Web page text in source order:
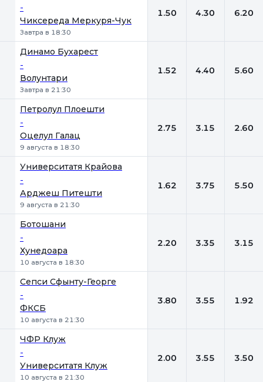
-
Чиксереда Меркуря-Чук
Завтра в 18:30
1.50 4.30 6.20
Динамо Бухарест
-
Волунтари
Завтра в 21:30
1.52 4.40 5.60
Петролул Плоешти
-
Оцелул Галац
9 августа в 18:30
2.75 3.15 2.60
Университатя Крайова
-
Арджеш Питешти
9 августа в 21:30
1.62 3.75 5.50
Ботошани
-
Хунедоара
10 августа в 18:30
2.20 3.35 3.15
Сепси Сфынту-Георге
-
ФКСБ
10 августа в 21:30
3.80 3.55 1.92
ЧФР Клуж
-
Университатя Клуж
10 августа в 21:30
2.00 3.55 3.50